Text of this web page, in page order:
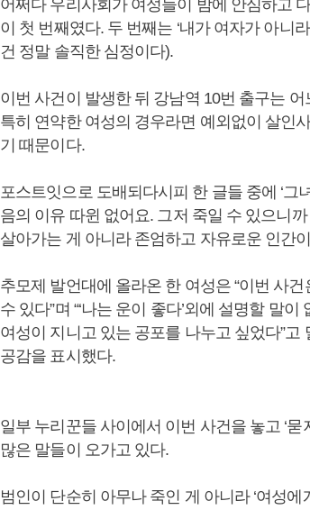
어쩌다 우리사회가 여성들이 밤에 안심하고
이 첫 번째였다. 두 번째는 ‘내가 여자가 아니
건 정말 솔직한 심정이다).
이번 사건이 발생한 뒤 강남역 10번 출구는
특히 연약한 여성의 경우라면 예외없이 살인
기 때문이다.
포스트잇으로 도배되다시피 한 글들 중에 ‘그
음의 이유 따윈 없어요. 그저 죽일 수 있으니까
살아가는 게 아니라 존엄하고 자유로운 인간
추모제 발언대에 올라온 한 여성은 “이번 사
수 있다”며 “‘나는 운이 좋다’외에 설명할 말
여성이 지니고 있는 공포를 나누고 싶었다”
공감을 표시했다.
일부 누리꾼들 사이에서 이번 사건을 놓고 ‘묻
많은 말들이 오가고 있다.
범인이 단순히 아무나 죽인 게 아니라 ‘여성